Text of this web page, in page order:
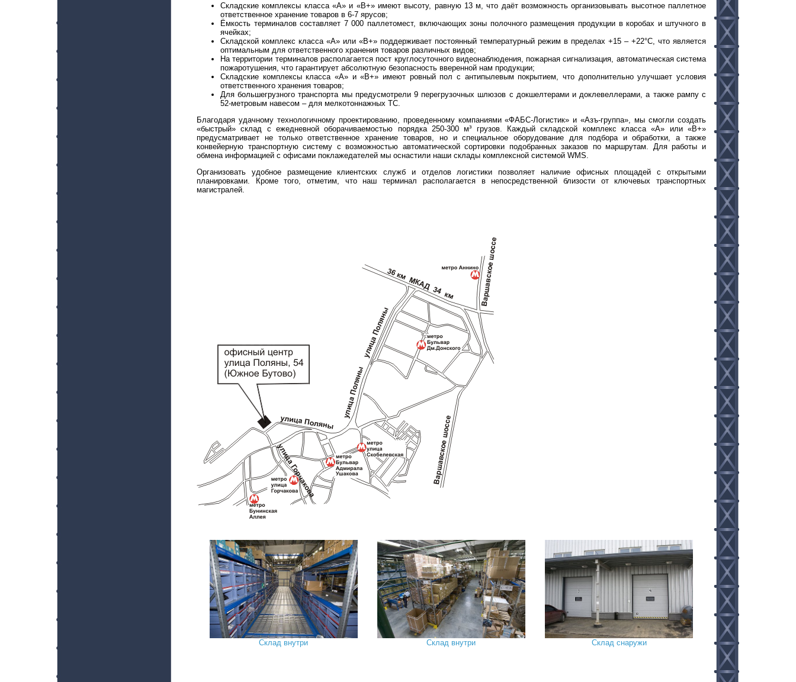
Складские комплексы класса «А» и «В+» имеют высоту, равную 13 м, что даёт возможность организовывать высотное паллетное
ответственное хранение товаров в 6-7 ярусов;
Ёмкость терминалов составляет 7 000 паллетомест, включающих зоны полочного размещения продукции в коробах и штучного в
ячейках;
Складской комплекс класса «А» или «В+» поддерживает постоянный температурный режим в пределах +15 – +22°С, что является
оптимальным для ответственного хранения товаров различных видов;
На территории терминалов располагается пост круглосуточного видеонаблюдения, пожарная сигнализация, автоматическая система
пожаротушения, что гарантирует абсолютную безопасность вверенной нам продукции;
Складские комплексы класса «А» и «В+» имеют ровный пол с антипылевым покрытием, что дополнительно улучшает условия
ответственного хранения товаров;
Для большегрузного транспорта мы предусмотрели 9 перегрузочных шлюзов с докшелтерами и доклевеллерами, а также рампу с
52-метровым навесом – для мелкотоннажных ТС.
Благодаря удачному технологичному проектированию, проведенному компаниями «ФАБС-Логистик» и «Азъ-группа», мы смогли создать
«быстрый» склад с ежедневной оборачиваемостью порядка 250-300 м³ грузов. Каждый складской комплекс класса «А» или «В+»
предусматривает не только ответственное хранение товаров, но и специальное оборудование для подбора и обработки, а также
конвейерную транспортную систему с возможностью автоматической сортировки подобранных заказов по маршрутам. Для работы и
обмена информацией с офисами поклажедателей мы оснастили наши склады комплексной системой WMS.
Организовать удобное размещение клиентских служб и отделов логистики позволяет наличие офисных площадей с открытыми
планировками. Кроме того, отметим, что наш терминал располагается в непосредственной близости от ключевых транспортных
магистралей.
Склад внутри Склад внутри Склад снаружи